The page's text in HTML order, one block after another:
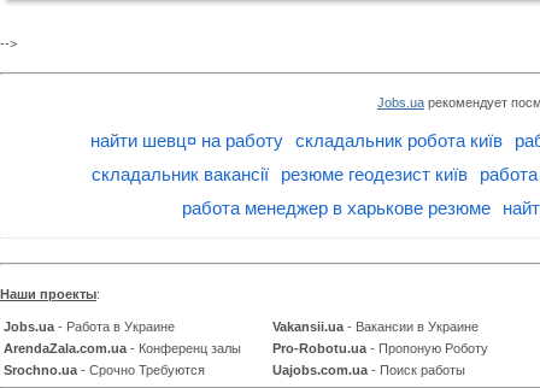
-->
Jobs.ua рекомендует
найти шевц¤ на работу складальник робота київ
складальник вакансії
резюме геодезист київ
работа менеджер в харькове резюме
Наши проекты:
Jobs.ua - Работа в Украине Vakansii.ua - Вакансии в Украине
ArendaZala.com.ua - Конференц залы Pro-Robotu.ua - Пропоную Роботу
Srochno.ua - Срочно Требуются Uajobs.com.ua - Поиск работы